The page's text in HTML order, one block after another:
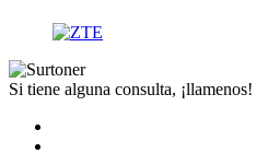
Si tiene alguna consulta, ¡llamenos!